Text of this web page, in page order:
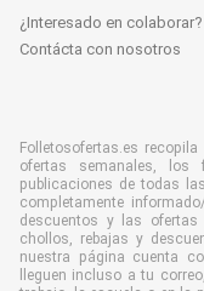
¿Interesado en colaborar?
Contácta con nosotros
Folletosofertas.es
ofertas semanales, los
publicaciones de todas
completamente
descuentos y las ofertas
chollos, rebajas y
nuestra página cuenta
lleguen incluso a tu